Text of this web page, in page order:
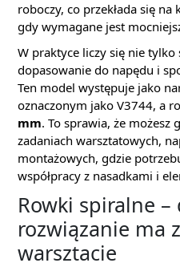
roboczy, co przekłada się
gdy wymagane jest
W praktyce liczy się nie tylko
dopasowanie do napędu i
Ten model występuje jako
oznaczonym jako V3744, a
mm. To sprawia, że
zadaniach warsztatowych,
montażowych, gdzie
współpracy z nasadkami i
Rowki spiralne
rozwiązanie ma
warsztacie